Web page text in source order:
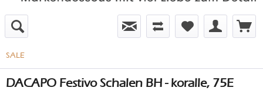
SALE
DACAPO Festivo Schalen BH - koralle, 75E